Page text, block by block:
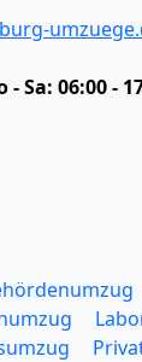
- Sa: 06:00 -